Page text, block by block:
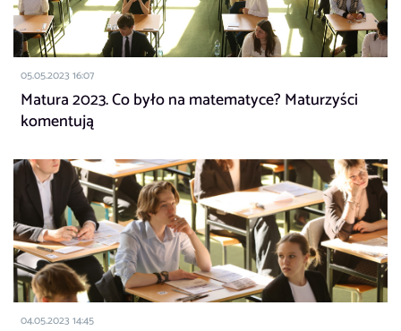
05.05.2023 16:07
Matura 2023. Co było na matematyce? Maturzyści
komentują
04.05.2023 14:45